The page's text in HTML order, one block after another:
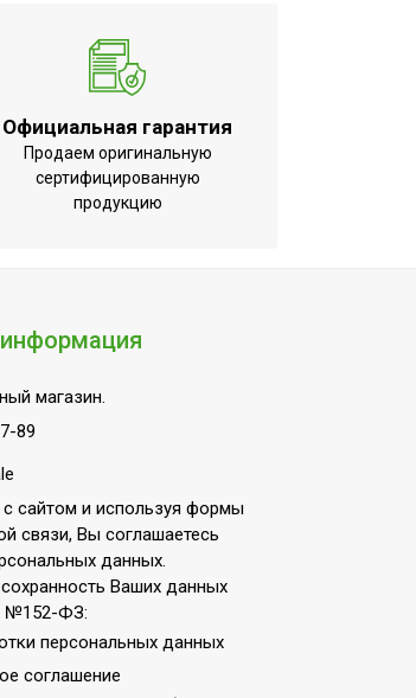
нагрева
сталь
Официальная гарантия
Продаем оригинальную
сертифицированную
продукцию
магазин.
89
сайтом и используя формы
связи, Вы соглашаетесь
данных.
Ваших данных
№152-ФЗ:
персональных данных
соглашение